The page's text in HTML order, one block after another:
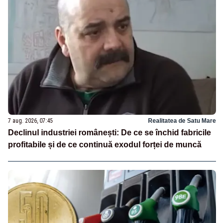
7 aug. 2026, 07:45 Realitatea de Satu Mare
Declinul industriei românești: De ce se închid fabricile
profitabile și de ce continuă exodul forței de muncă